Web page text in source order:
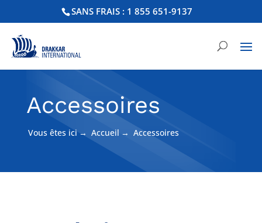
SANS FRAIS : 1 855 651-9137
Accessoires
Vous êtes ici→ Accueil → Accessoires